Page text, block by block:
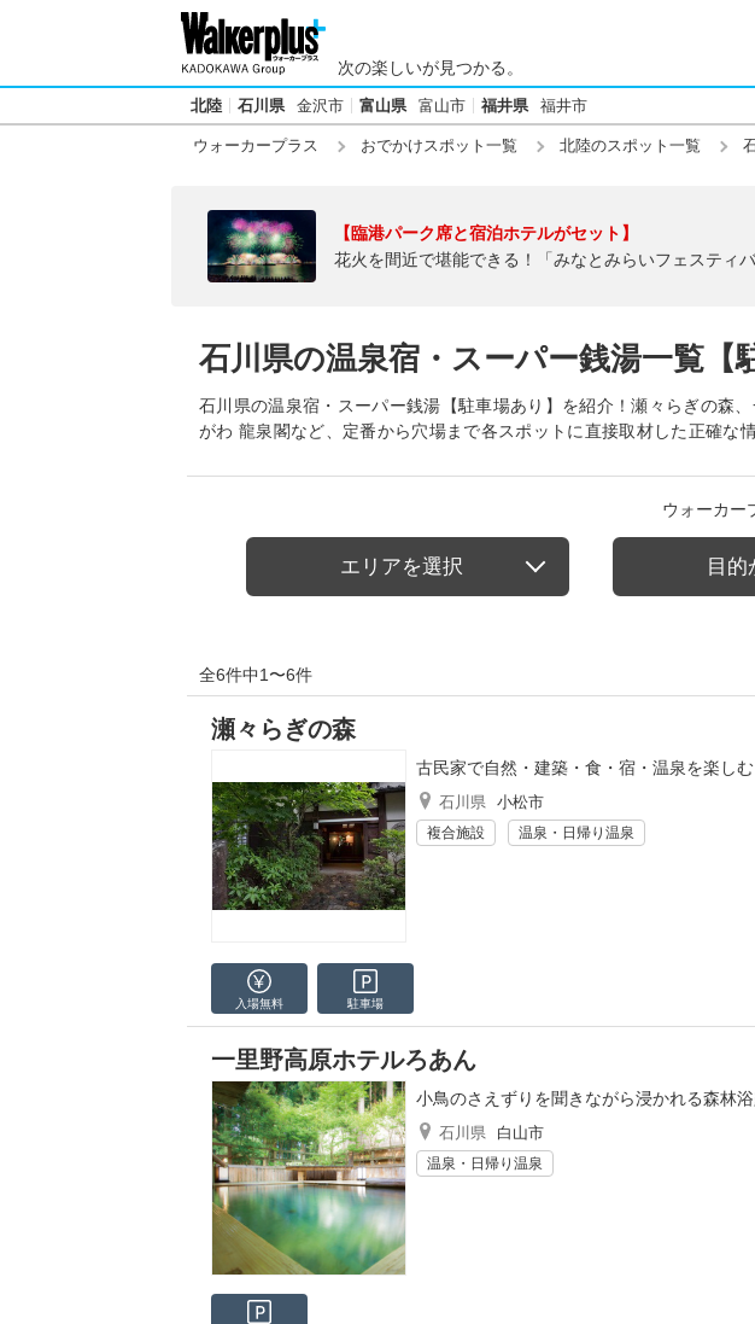
次の楽しいが見つかる。
北陸 石川県 金沢市 富山県 富山市 福井県 福井市
ウォーカープラス おでかけスポット一覧 北陸のスポット一覧
【臨港パーク席と宿泊ホテルがセット】
花火を間近で堪能できる！「みなとみらいフェスティ
石川県の温泉宿・スーパー銭湯一覧【
石川県の温泉宿・スーパー銭湯【駐車場あり】を紹介！瀬々らぎの森
がわ 龍泉閣など、定番から穴場まで各スポットに直接取材した正確な
ウォーカー
エリアを選択 目的
全6件中1〜6件
瀬々らぎの森
古民家で自然・建築・食・宿・温泉を楽しむ
石川県 小松市
複合施設 温泉・日帰り温泉
入場無料 駐車場
一里野高原ホテルろあん
小鳥のさえずりを聞きながら浸かれる森林
石川県 白山市
温泉・日帰り温泉